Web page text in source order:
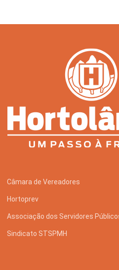
Câmara de Vereadores
Hortoprev
Associação dos Servidores
Sindicato STSPMH